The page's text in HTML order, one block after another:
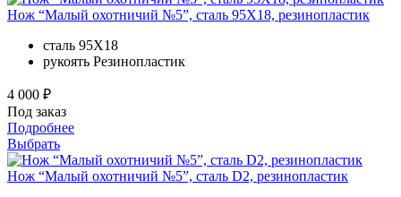
Нож “Малый охотничий №5”, сталь 95Х18, резинопластик
сталь 95Х18
рукоять Резинопластик
4 000 ₽
Под заказ
Подробнее
Выбрать
Нож “Малый охотничий №5”, сталь D2, резинопластик